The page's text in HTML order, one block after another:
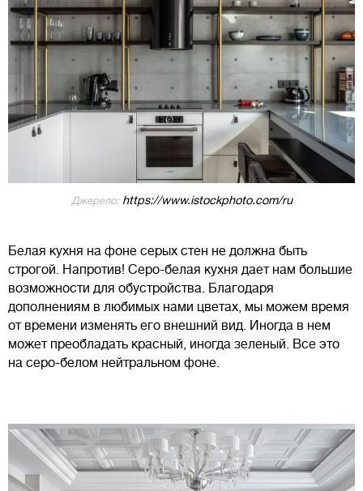
Джерело:https://www.istockphoto.com/ru
Белая кухня на фоне серых стен не должна быть
строгой. Напротив! Серо-белая кухня дает нам большие
возможности для обустройства. Благодаря
дополнениям в любимых нами цветах, мы можем время
от времени изменять его внешний вид. Иногда в нем
может преобладать красный, иногда зеленый. Все это
на серо-белом нейтральном фоне.